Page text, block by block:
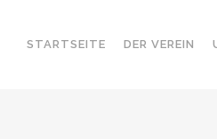
STARTSEITE DER VEREIN